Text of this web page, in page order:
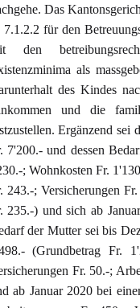
Das
7.1.2.2 für den
den
als
des Kindes
und die
Ergänzend sei
7'200.- und dessen
; Wohnkosten Fr.
243.-; Versicherungen
235.-) und sich ab
der Mutter sei bis
(Grundbetrag Fr.
Fr. 50.-;
ab Januar 2020 bei